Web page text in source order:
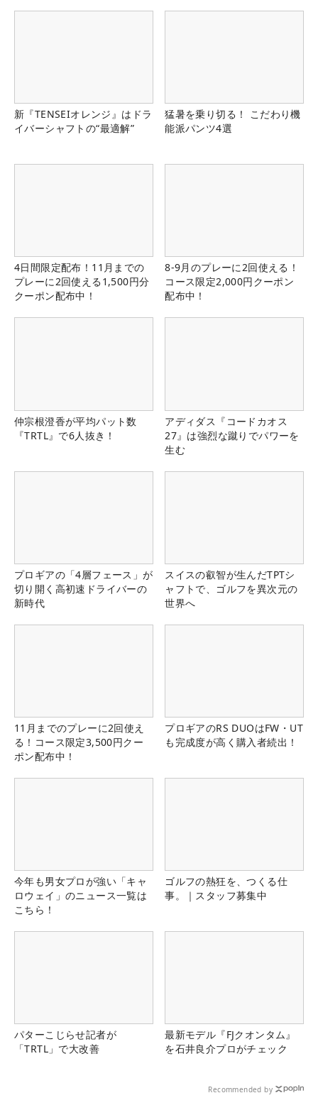
新『TENSEIオレンジ』はドラ
イバーシャフトの“最適解”
猛暑を乗り切る！ こだわり機
能派パンツ4選
4日間限定配布！11月までの
プレーに2回使える1,500円分
クーポン配布中！
8-9月のプレーに2回使える！
コース限定2,000円クーポン
配布中！
仲宗根澄香が平均パット数
『TRTL』で6人抜き！
アディダス『コードカオス
27』は強烈な蹴りでパワーを
生む
プロギアの「4層フェース」が
切り開く高初速ドライバーの
新時代
スイスの叡智が生んだTPTシ
ャフトで、ゴルフを異次元の
世界へ
11月までのプレーに2回使え
る！コース限定3,500円クー
ポン配布中！
プロギアのRS DUOはFW・UT
も完成度が高く購入者続出！
今年も男女プロが強い「キャ
ロウェイ」のニュース一覧は
こちら！
ゴルフの熱狂を、つくる仕
事。｜スタッフ募集中
パターこじらせ記者が
「TRTL」で大改善
最新モデル『FJクオンタム』
を石井良介プロがチェック
Recommended by